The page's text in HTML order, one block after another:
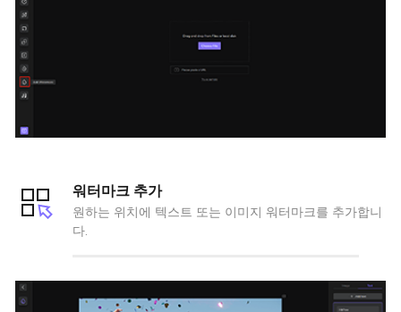
워터마크 추가
원하는 위치에 텍스트 또는 이미지 워터마크를 추가합니
다.